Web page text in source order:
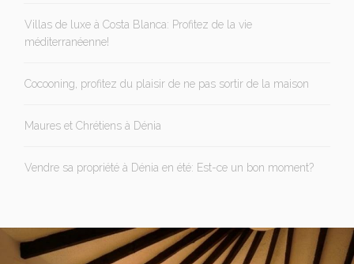
Villas de luxe à Costa Blanca: Profitez de la vie
méditerranéenne!
Cocooning, profitez du plaisir de ne pas sortir de la maison
Maures et Chrétiens à Dénia
Vendre sa propriété à Dénia en été: Est-ce un bon moment?